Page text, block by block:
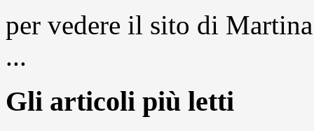
per vedere il sito di
...
Gli articoli più letti